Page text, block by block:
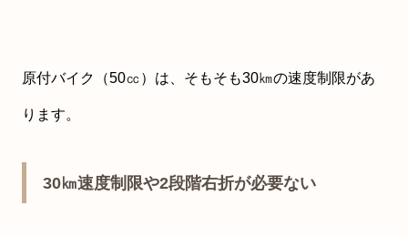
原付バイク（50㏄）は、そもそも30㎞の速度制限があ
ります。
30㎞速度制限や2段階右折が必要ない